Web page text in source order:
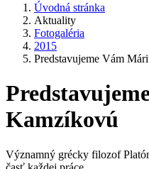
Úvodná stránka
Aktuality
Fotogaléria
2015
Predstavujeme Vám
Kamzíkovú
Významný grécky filozof